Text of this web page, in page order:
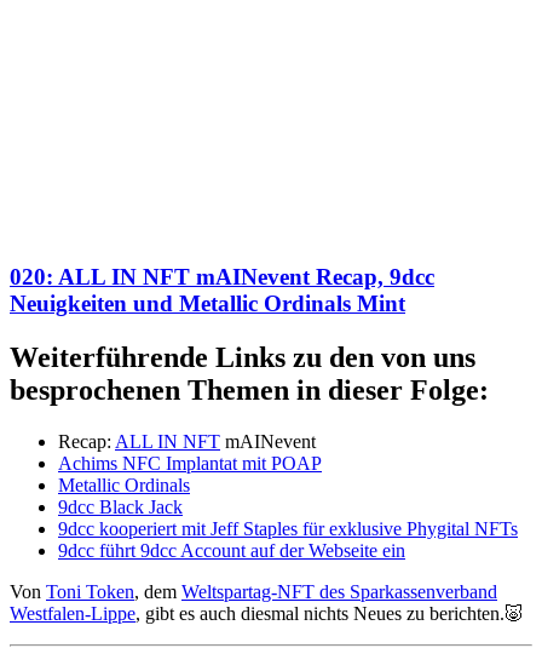
020: ALL IN NFT mAINevent Recap, 9dcc
Neuigkeiten und Metallic Ordinals Mint
Weiterführende Links zu den von uns
besprochenen Themen in dieser Folge:
Recap: ALL IN NFT mAINevent
Achims NFC Implantat mit POAP
Metallic Ordinals
9dcc Black Jack
9dcc kooperiert mit Jeff Staples für exklusive Phygital NFTs
9dcc führt 9dcc Account auf der Webseite ein
Von Toni Token, dem Weltspartag-NFT des Sparkassenverband
Westfalen-Lippe, gibt es auch diesmal nichts Neues zu berichten.🐷